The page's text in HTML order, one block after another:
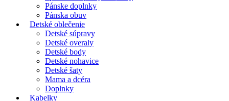
Pánske doplnky
Pánska obuv
Detské oblečenie
Detské súpravy
Detské overaly
Detské body
Detské nohavice
Detské šaty
Mama a dcéra
Doplnky
Kabelky